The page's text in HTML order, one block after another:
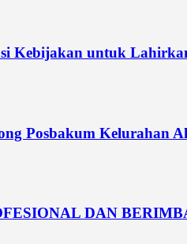
Kebijakan untuk
Posbakum Kelurahan
DAN